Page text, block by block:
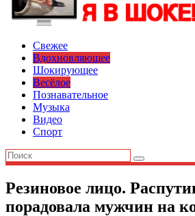
Свежее
Вдохновляющее
Шокирующее
Весёлое
Познавательное
Музыка
Видео
Спорт
Резиновое лицо.
порадовала мужчин на